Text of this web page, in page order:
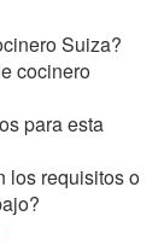
Suiza?
cocinero
para esta
los requisitos o